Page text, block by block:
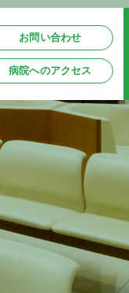
お問い合わせ
病院へのアクセス